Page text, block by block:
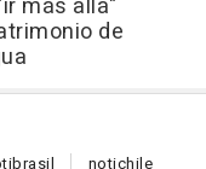
más allá"
de
brasil notichile